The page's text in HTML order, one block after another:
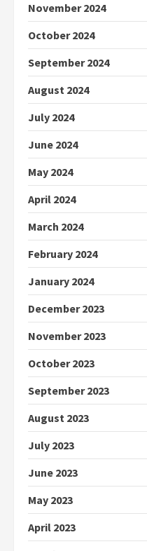
November 2024
October 2024
September 2024
August 2024
July 2024
June 2024
May 2024
April 2024
March 2024
February 2024
January 2024
December 2023
November 2023
October 2023
September 2023
August 2023
July 2023
June 2023
May 2023
April 2023